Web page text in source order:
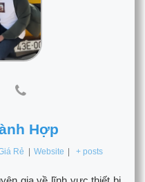
Hợp
Rẻ Website + posts